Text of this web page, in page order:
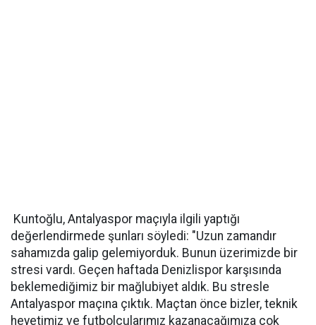
Kuntoğlu, Antalyaspor maçıyla ilgili yaptığı
değerlendirmede şunları söyledi: "Uzun zamandır
sahamızda galip gelemiyorduk. Bunun üzerimizde bir
stresi vardı. Geçen haftada Denizlispor karşısında
beklemediğimiz bir mağlubiyet aldık. Bu stresle
Antalyaspor maçına çıktık. Maçtan önce bizler, teknik
heyetimiz ve futbolcularımız kazanacağımıza çok